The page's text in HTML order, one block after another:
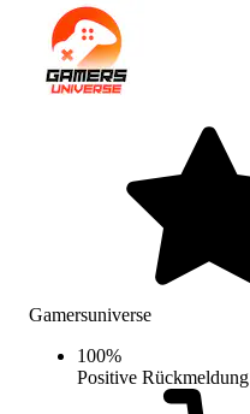
Gamersuniverse
100%
Positive Rückmeldung